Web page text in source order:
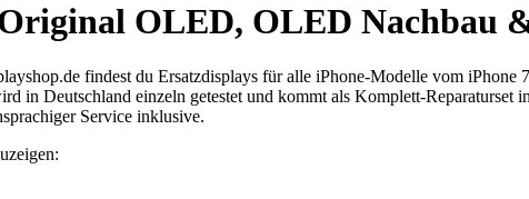
OLED, OLED Nachbau
findest du Ersatzdisplays für alle iPhone-Modelle vom
in Deutschland einzeln getestet und kommt als Komplett-Reparaturset
Service inklusive.